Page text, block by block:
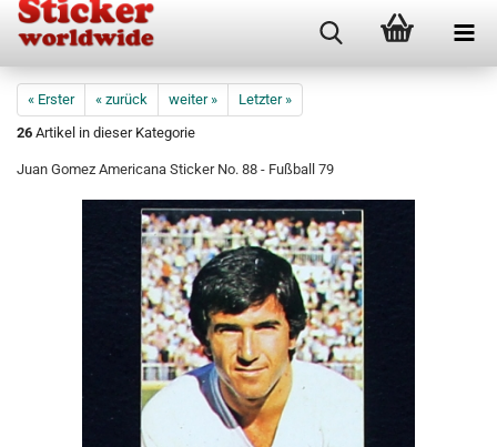
« Erster « zurück weiter »
Letzter »
26 Artikel in dieser Kategorie
Juan Gomez Americana Sticker No. 88 - Fußball 79